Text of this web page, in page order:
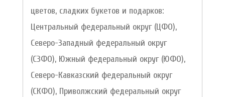
цветов, сладких букетов и подарков:
Центральный федеральный округ (ЦФО),
Северо-Западный федеральный округ
(СЗФО), Южный федеральный округ (ЮФО),
Северо-Кавказский федеральный округ
(СКФО), Приволжский федеральный округ